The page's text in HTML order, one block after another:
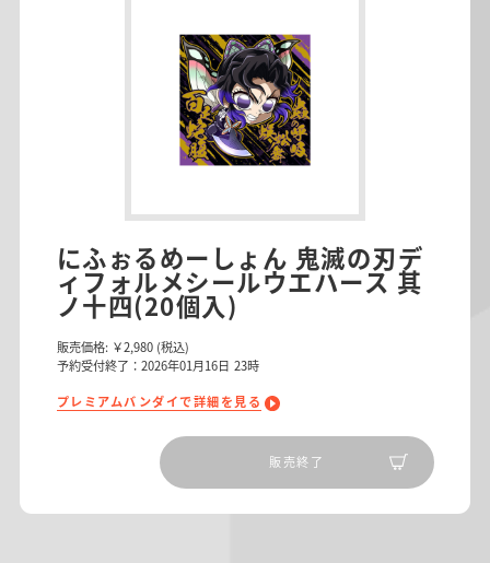
にふぉるめーしょん 鬼滅の刃デ
ィフォルメシールウエハース 其
ノ十四(20個入)
販売価格: ￥2,980 (税込)
予約受付終了：2026年01月16日 23時
プレミアムバンダイで詳細を見る
販売終了